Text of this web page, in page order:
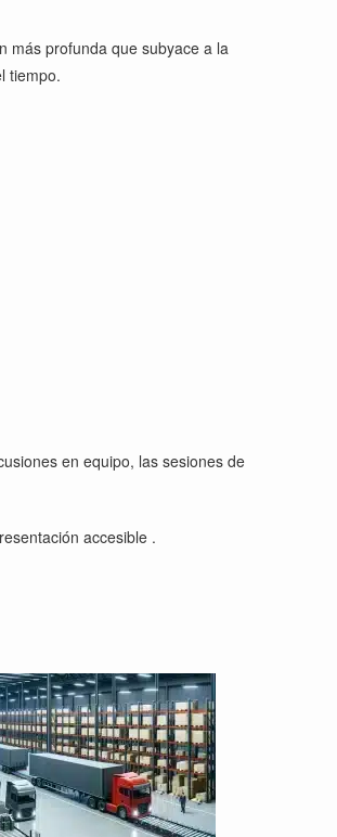
más profunda que subyace a la
tiempo.
en equipo, las sesiones de
accesible .